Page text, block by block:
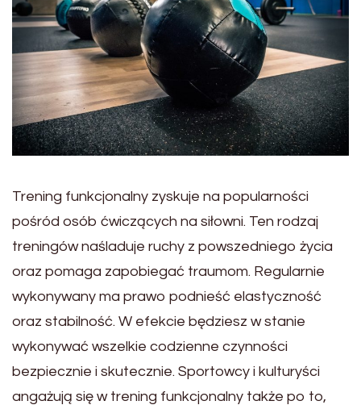
Trening funkcjonalny zyskuje na popularności
pośród osób ćwiczących na siłowni. Ten rodzaj
treningów naśladuje ruchy z powszedniego życia
oraz pomaga zapobiegać traumom. Regularnie
wykonywany ma prawo podnieść elastyczność
oraz stabilność. W efekcie będziesz w stanie
wykonywać wszelkie codzienne czynności
bezpiecznie i skutecznie. Sportowcy i kulturyści
angażują się w trening funkcjonalny także po to,